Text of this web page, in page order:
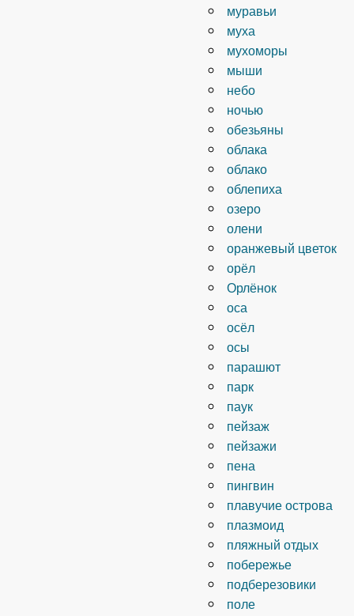
муравьи
муха
мухоморы
мыши
небо
ночью
обезьяны
облака
облако
облепиха
озеро
олени
оранжевый цветок
орёл
Орлёнок
оса
осёл
осы
парашют
парк
паук
пейзаж
пейзажи
пена
пингвин
плавучие острова
плазмоид
пляжный отдых
побережье
подберезовики
поле